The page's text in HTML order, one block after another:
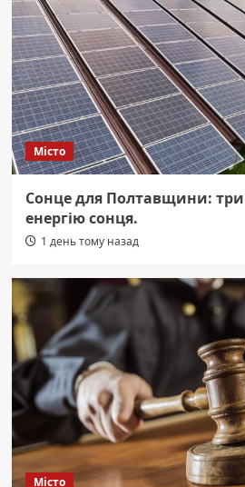
Місто
Сонце для Полтавщини:
енергію сонця.
1 день тому назад
Місто